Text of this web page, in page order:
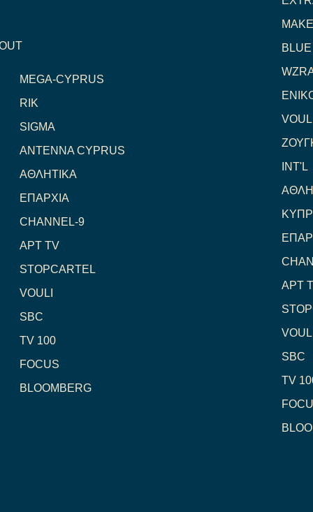
INT'L
ΑΡΤ
SBC
TV
MEGA-CYPRUS
RIK
SIGMA
ANTENNA CYPRUS
ΑΘΛΗΤΙΚΑ
ΕΠΑΡΧΙΑ
CHANNEL-9
ΑΡΤ TV
STOPCARTEL
VOULI
SBC
TV 100
FOCUS
BLOOMBERG